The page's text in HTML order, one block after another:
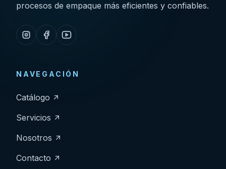
procesos de empaque más eficientes y confiables.
NAVEGACIÓN
Catálogo
Servicios
Nosotros
Contacto